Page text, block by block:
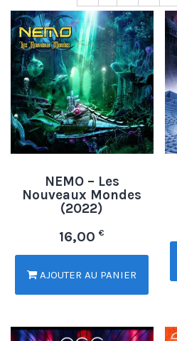
NEMO – Les
Nouveaux Mondes
(2022)
16,00€
AJOUTER AU PANIER